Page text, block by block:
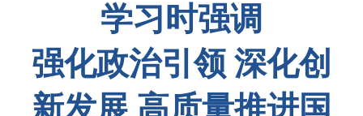
学习时强调
强化政治引领 深化创
新发展 高质量推进国